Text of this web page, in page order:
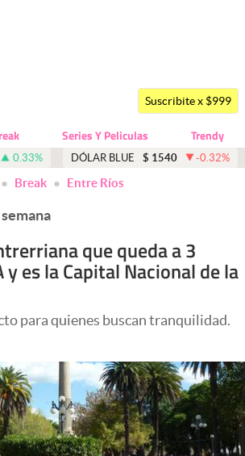
Suscribite x $999
Series Y Peliculas Trendy
0.33% DÓLAR BLUE $ 1540 -0.32%
Break Entre Ríos
que queda a 3
y es la Capital Nacional de la
para quienes buscan tranquilidad.